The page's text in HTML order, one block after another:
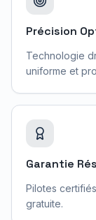
Précision
Technologie
uniforme et
Garantie
Pilotes
gratuite.